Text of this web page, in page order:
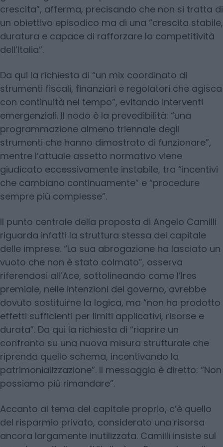
crescita”, afferma, precisando che non si tratta di
un obiettivo episodico ma di una “crescita stabile,
duratura e capace di rafforzare la competitività
dell’Italia”.
Da qui la richiesta di “un mix coordinato di
strumenti fiscali, finanziari e regolatori che agisca
con continuità nel tempo”, evitando interventi
emergenziali. Il nodo è la prevedibilità: “una
programmazione almeno triennale degli
strumenti che hanno dimostrato di funzionare”,
mentre l’attuale assetto normativo viene
giudicato eccessivamente instabile, tra “incentivi
che cambiano continuamente” e “procedure
sempre più complesse”.
Il punto centrale della proposta di Angelo Camilli
riguarda infatti la struttura stessa del capitale
delle imprese. “La sua abrogazione ha lasciato un
vuoto che non è stato colmato”, osserva
riferendosi all’Ace, sottolineando come l’Ires
premiale, nelle intenzioni del governo, avrebbe
dovuto sostituirne la logica, ma “non ha prodotto
effetti sufficienti per limiti applicativi, risorse e
durata”. Da qui la richiesta di “riaprire un
confronto su una nuova misura strutturale che
riprenda quello schema, incentivando la
patrimonializzazione”. Il messaggio è diretto: “Non
possiamo più rimandare”.
Accanto al tema del capitale proprio, c’è quello
del risparmio privato, considerato una risorsa
ancora largamente inutilizzata. Camilli insiste sul